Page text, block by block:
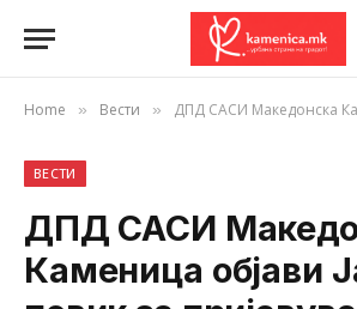
Home » Вести » ДПД САСИ Македонска Каменица објави Јавен
ВЕСТИ
ДПД САСИ
Каменица објави